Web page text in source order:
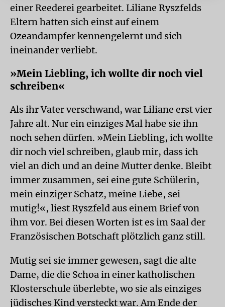
einer Reederei gearbeitet. Liliane Rysz­felds
Eltern hatten sich einst auf einem
Ozeandampfer kennengelernt und sich
ineinander verliebt.
»Mein Liebling, ich wollte dir noch viel
schreiben«
Als ihr Vater verschwand, war Liliane erst vier
Jahre alt. Nur ein einziges Mal habe sie ihn
noch sehen dürfen. »Mein Liebling, ich wollte
dir noch viel schreiben, glaub mir, dass ich
viel an dich und an deine Mutter denke. Bleibt
immer zusammen, sei eine gute Schülerin,
mein einziger Schatz, meine Liebe, sei
mutig!«, liest Ryszfeld aus einem Brief von
ihm vor. Bei diesen Worten ist es im Saal der
Französischen Botschaft plötzlich ganz still.
Mutig sei sie immer gewesen, sagt die alte
Dame, die die Schoa in einer katholischen
Klosterschule überlebte, wo sie als einziges
jüdisches Kind versteckt war. Am Ende der